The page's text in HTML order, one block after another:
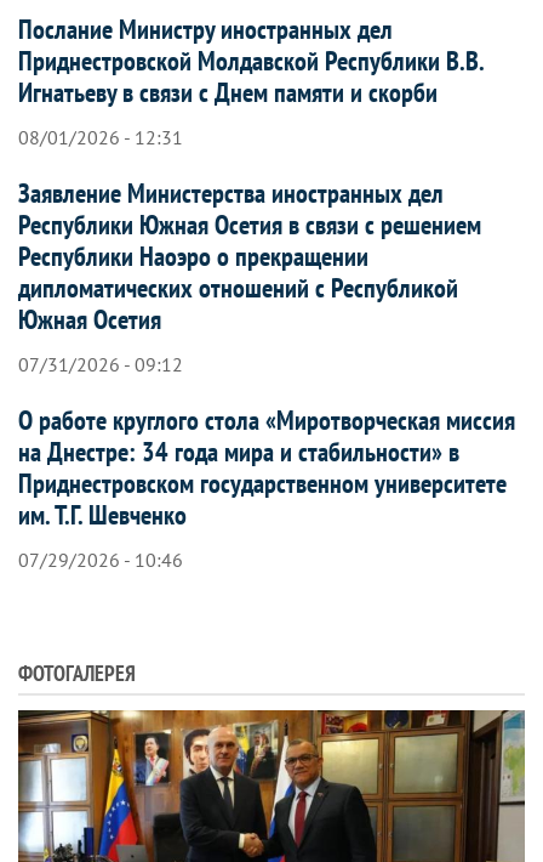
Послание Министру иностранных дел
Приднестровской Молдавской Республики В.В.
Игнатьеву в связи с Днем памяти и скорби
08/01/2026 - 12:31
Заявление Министерства иностранных дел
Республики Южная Осетия в связи с решением
Республики Наоэро о прекращении
дипломатических отношений с Республикой
Южная Осетия
07/31/2026 - 09:12
О работе круглого стола «Миротворческая миссия
на Днестре: 34 года мира и стабильности» в
Приднестровском государственном университете
им. Т.Г. Шевченко
07/29/2026 - 10:46
ФОТОГАЛЕРЕЯ